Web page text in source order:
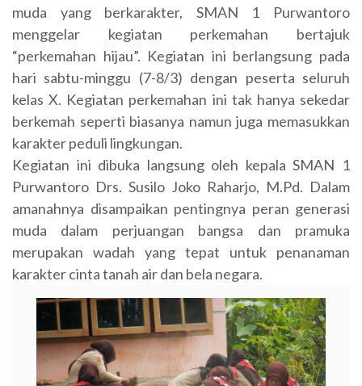
muda yang berkarakter, SMAN 1 Purwantoro
menggelar kegiatan perkemahan bertajuk
“perkemahan hijau”. Kegiatan ini berlangsung pada
hari sabtu-minggu (7-8/3) dengan peserta seluruh
kelas X. Kegiatan perkemahan ini tak hanya sekedar
berkemah seperti biasanya namun juga memasukkan
karakter peduli lingkungan.
Kegiatan ini dibuka langsung oleh kepala SMAN 1
Purwantoro Drs. Susilo Joko Raharjo, M.Pd. Dalam
amanahnya disampaikan pentingnya peran generasi
muda dalam perjuangan bangsa dan pramuka
merupakan wadah yang tepat untuk penanaman
karakter cinta tanah air dan bela negara.